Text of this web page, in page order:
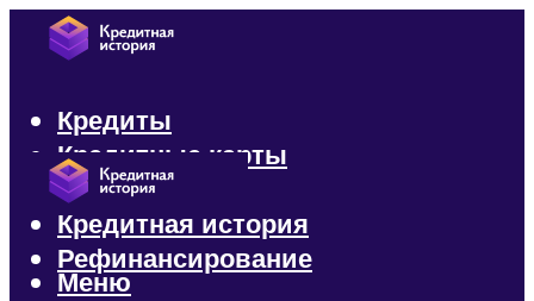
Кредиты
Кредитные карты
Микрозаймы
Кредитная история
Рефинансирование
Меню